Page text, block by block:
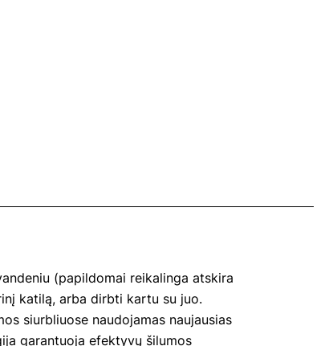
(papildomai reikalinga atskira
katilą, arba dirbti kartu su juo.
siurbliuose naudojamas naujausias
garantuoja efektyvų šilumos